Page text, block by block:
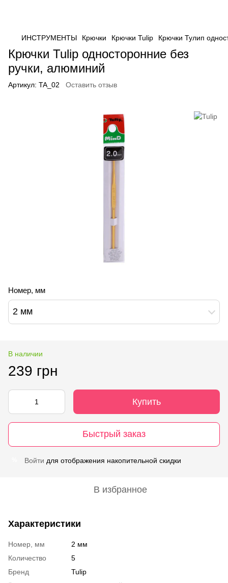
ИНСТРУМЕНТЫ Крючки Крючки Tulip Крючки Тулип
Крючки Tulip односторонние без
ручки, алюминий
Артикул: TA_02 Оставить отзыв
Номер, мм
2 мм
В наличии
239 грн
Купить
Быстрый заказ
Войти для отображения накопительной скидки
В избранное
Характеристики
Номер, мм
2 мм
Количество
5
Бренд
Tulip